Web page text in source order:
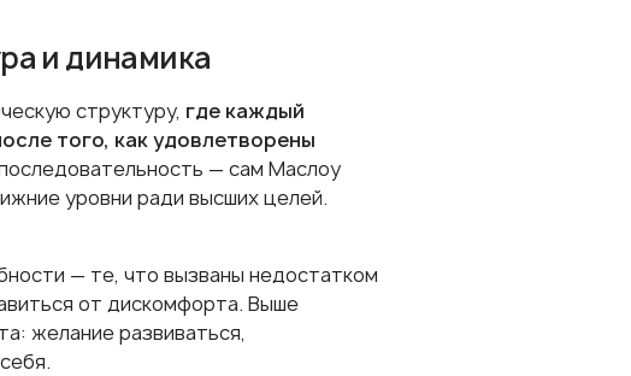
и динамика
структуру, где каждый
того, как удовлетворены
— сам Маслоу
уровни ради высших целей.
— те, что вызваны недостатком
от дискомфорта. Выше
желание развиваться,